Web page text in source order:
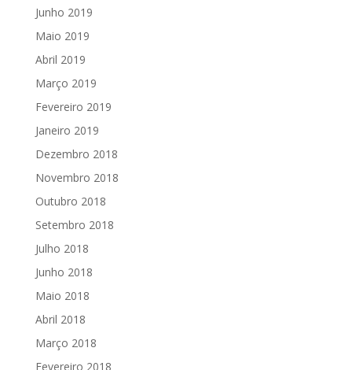
Junho 2019
Maio 2019
Abril 2019
Março 2019
Fevereiro 2019
Janeiro 2019
Dezembro 2018
Novembro 2018
Outubro 2018
Setembro 2018
Julho 2018
Junho 2018
Maio 2018
Abril 2018
Março 2018
Fevereiro 2018